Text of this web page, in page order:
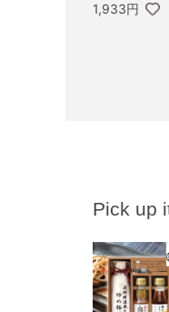
1,933円
Pick up